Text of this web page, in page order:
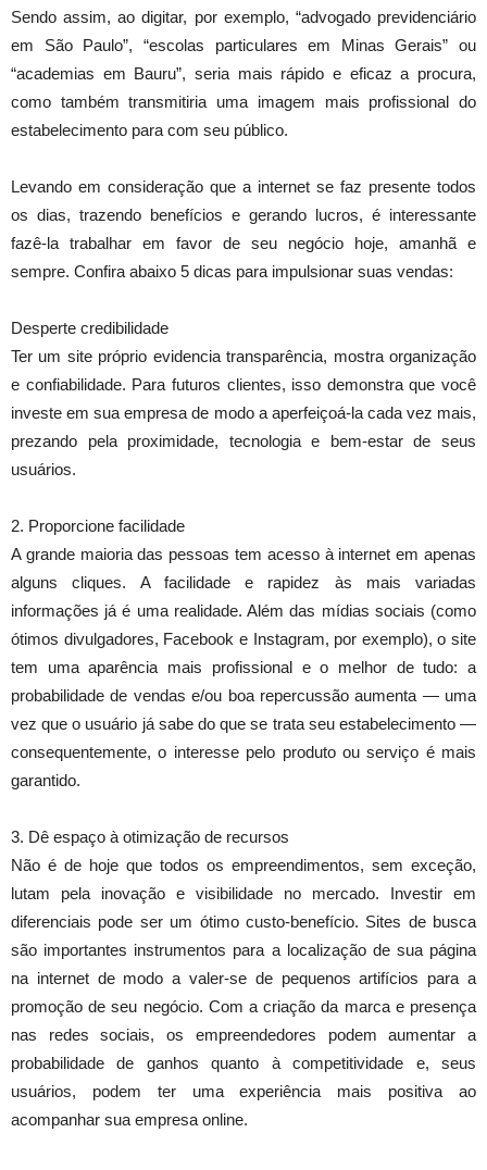
Sendo assim, ao digitar, por exemplo, “advogado previdenciário
em São Paulo”, “escolas particulares em Minas Gerais” ou
“academias em Bauru”, seria mais rápido e eficaz a procura,
como também transmitiria uma imagem mais profissional do
estabelecimento para com seu público.
Levando em consideração que a internet se faz presente todos
os dias, trazendo benefícios e gerando lucros, é interessante
fazê-la trabalhar em favor de seu negócio hoje, amanhã e
sempre. Confira abaixo 5 dicas para impulsionar suas vendas:
Desperte credibilidade
Ter um site próprio evidencia transparência, mostra organização
e confiabilidade. Para futuros clientes, isso demonstra que você
investe em sua empresa de modo a aperfeiçoá-la cada vez mais,
prezando pela proximidade, tecnologia e bem-estar de seus
usuários.
2. Proporcione facilidade
A grande maioria das pessoas tem acesso à internet em apenas
alguns cliques. A facilidade e rapidez às mais variadas
informações já é uma realidade. Além das mídias sociais (como
ótimos divulgadores, Facebook e Instagram, por exemplo), o site
tem uma aparência mais profissional e o melhor de tudo: a
probabilidade de vendas e/ou boa repercussão aumenta — uma
vez que o usuário já sabe do que se trata seu estabelecimento —
consequentemente, o interesse pelo produto ou serviço é mais
garantido.
3. Dê espaço à otimização de recursos
Não é de hoje que todos os empreendimentos, sem exceção,
lutam pela inovação e visibilidade no mercado. Investir em
diferenciais pode ser um ótimo custo-benefício. Sites de busca
são importantes instrumentos para a localização de sua página
na internet de modo a valer-se de pequenos artifícios para a
promoção de seu negócio. Com a criação da marca e presença
nas redes sociais, os empreendedores podem aumentar a
probabilidade de ganhos quanto à competitividade e, seus
usuários, podem ter uma experiência mais positiva ao
acompanhar sua empresa online.